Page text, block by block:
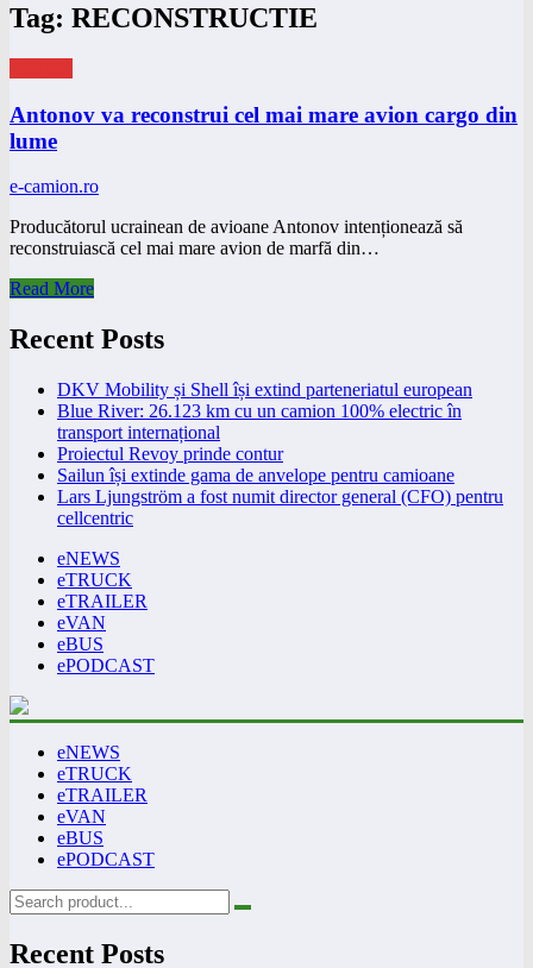
Tag: RECONSTRUCTIE
Antonov va reconstrui cel mai mare avion cargo din
lume
e-camion.ro
Producătorul ucrainean de avioane Antonov intenționează să
reconstruiască cel mai mare avion de marfă din…
Read More
Recent Posts
DKV Mobility și Shell își extind parteneriatul european
Blue River: 26.123 km cu un camion 100% electric în
transport internațional
Proiectul Revoy prinde contur
Sailun își extinde gama de anvelope pentru camioane
Lars Ljungström a fost numit director general (CFO) pentru
cellcentric
eNEWS
eTRUCK
eTRAILER
eVAN
eBUS
ePODCAST
eNEWS
eTRUCK
eTRAILER
eVAN
eBUS
ePODCAST
Recent Posts